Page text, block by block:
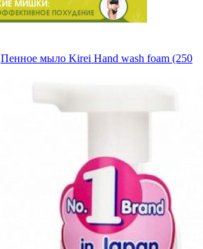
Пенное мыло Kirei Hand wash foam (250